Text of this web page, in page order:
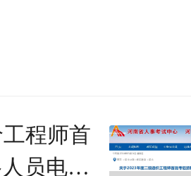
程师首
员电子